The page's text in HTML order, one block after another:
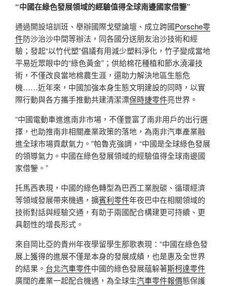
“中國在綠色發展領域的經驗值得全球南邊國家借鑒”
通過開設培訓班、舉辦國際戈壁論壇、成立跨國Porsche零
件防沙治沙中間等辦法，同各國分送朋友治沙技術和經
驗；發起“以竹代塑”倡議有用減少塑料淨化，竹子變成當地
平易近眾眼中的“綠色黃金”；供給棉花種植和節水澆灌技
術，不僅改良當地棉農生涯，還助力解決地區生態危
機……近年來，中國加強本身生態文明建設的同時，以實
際行動與各方攜手推動共建清潔漂保時捷零件亮世界。
“中國電動車進進南非市場，不僅豐富了南非用戶的出行選
擇，也助推南非相關產業政策的落地，為南非汽車產業融
進全球市場貢獻氣力。”帕魯克強調，“中國是全球綠色發展
的領導氣力。中國在綠色發展領域的經驗值得全球南邊國
家借鑒。”
托馬西表現，中國的綠色轉型為巴西工業脫碳、循環經濟
等領域發展帶來機遇，擴賓利零件年夜巴中在相關領域的
技術對話與經驗交通，有助于兩國配合構建更可持續、更
具韌性的增長形式。
來自岡比亞的貴州年夜學留學生那歌表現：“中國在綠色發
展上獲得的進展不僅是本身的發展成績，也是惠及全世界
的結果。 台北汽車零件中國的綠色發展蘊躲著斯柯達零件
廣闊的產業一起配合機遇，為全球生汽車零件報價態保護